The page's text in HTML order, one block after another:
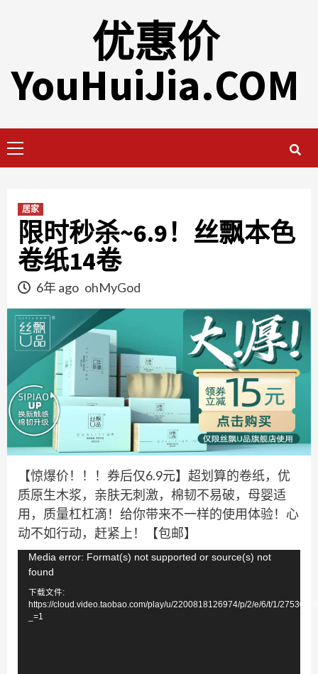
优惠价
YouHuiJia.COM
Menu
居家
限时秒杀~6.9！丝飘本色
卷纸14卷
6年 ago ohMyGod
【惊爆价！！！券后仅6.9元】超划算的卷纸，优
质原生木浆，亲肤无刺激，棉韧不易破，母婴适
用，质量杠杠滴！给你带来不一样的使用体验！心
动不如行动，赶紧上！【包邮】
视
频
Media error: Format(s) not supported or source(s) not
found
下载文件:
https://cloud.video.taobao.com/play/u/2200818126974/p/2/e/6/t/1/
_=1